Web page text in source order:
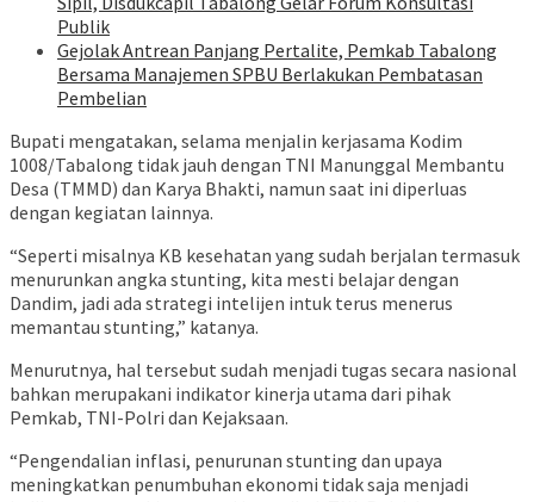
Publik
Gejolak Antrean Panjang Pertalite, Pemkab Tabalong
Bersama Manajemen SPBU Berlakukan Pembatasan
Pembelian
Bupati mengatakan, selama menjalin kerjasama Kodim
1008/Tabalong tidak jauh dengan TNI Manunggal Membantu
Desa (TMMD) dan Karya Bhakti, namun saat ini diperluas
dengan kegiatan lainnya.
“Seperti misalnya KB kesehatan yang sudah berjalan termasuk
menurunkan angka stunting, kita mesti belajar dengan
Dandim, jadi ada strategi intelijen intuk terus menerus
memantau stunting,” katanya.
Menurutnya, hal tersebut sudah menjadi tugas secara nasional
bahkan merupakani indikator kinerja utama dari pihak
Pemkab, TNI-Polri dan Kejaksaan.
“Pengendalian inflasi, penurunan stunting dan upaya
meningkatkan penumbuhan ekonomi tidak saja menjadi